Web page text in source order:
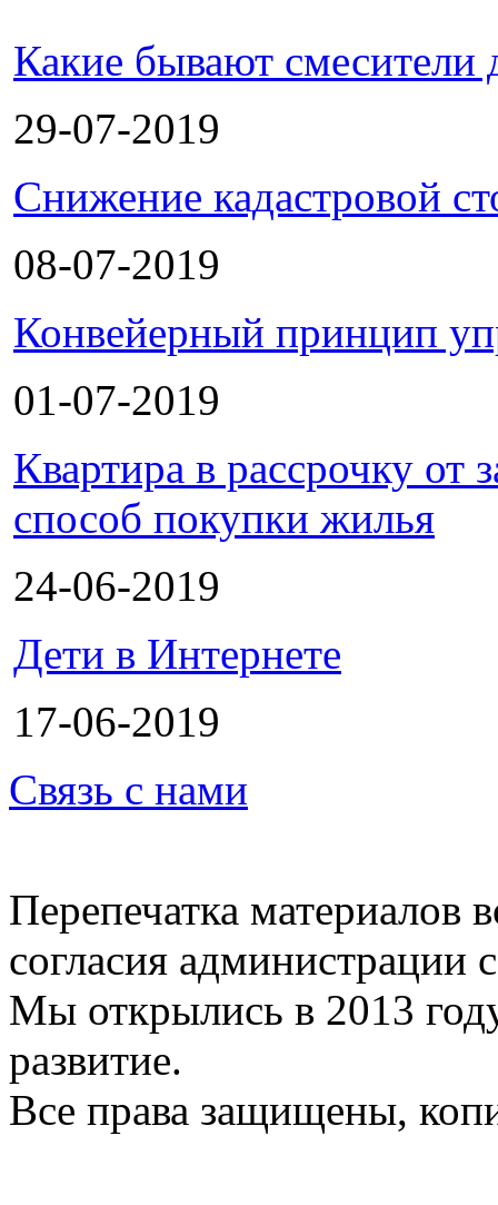
Какие бывают смесители
29-07-2019
Снижение кадастровой
08-07-2019
Конвейерный принцип
01-07-2019
Квартира в рассрочку
способ покупки жилья
24-06-2019
Дети в Интернете
17-06-2019
Связь с нами
Перепечатка материалов
согласия администрации
Мы открылись в 2013
развитие.
Все права защищены,